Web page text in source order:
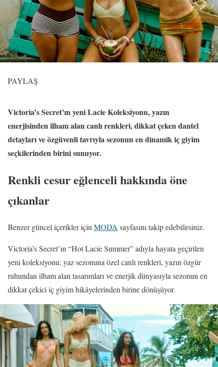
PAYLAŞ
Victoria’s Secret’ın yeni Lacie Koleksiyonu, yazın
enerjisinden ilham alan canlı renkleri, dikkat çeken dantel
detayları ve özgüvenli tavrıyla sezonun en dinamik iç giyim
seçkilerinden birini sunuyor.
Renkli cesur eğlenceli hakkında öne
çıkanlar
Benzer güncel içerikler için MODA sayfasını takip edebilirsiniz.
Victoria’s Secret’ın “Hot Lacie Summer” adıyla hayata geçirilen
yeni koleksiyonu; yaz sezonuna özel canlı renkleri, yazın özgür
ruhundan ilham alan tasarımları ve enerjik dünyasıyla sezonun en
dikkat çekici iç giyim hikâyelerinden birine dönüşüyor.